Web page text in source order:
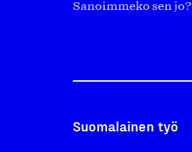
Sanoimmeko sen jo?
Suomalainen työ